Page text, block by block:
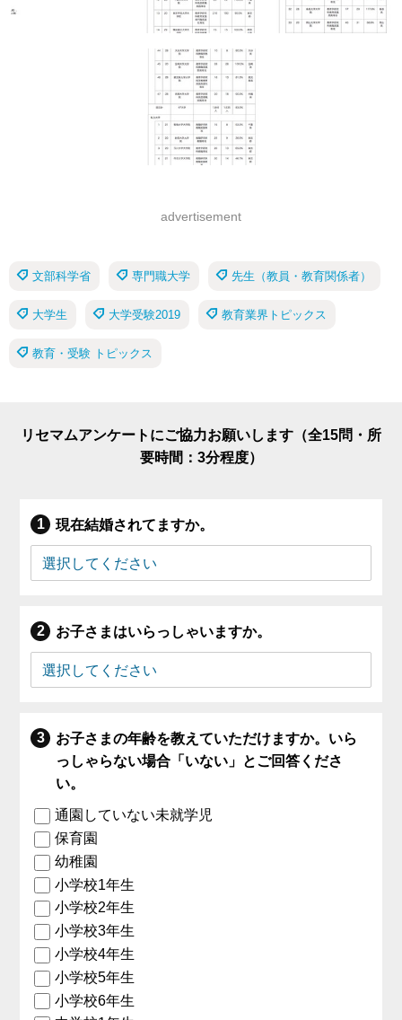
advertisement
文部科学省 専門職大学 先生（教員・教育関係者）
大学生 大学受験2019 教育業界トピックス
教育・受験 トピックス
リセマムアンケートにご協力お願いします（全15問・所
要時間：3分程度）
現在結婚されてますか。
お子さまはいらっしゃいますか。
お子さまの年齢を教えていただけますか。いら
っしゃらない場合「いない」とご回答くださ
い。
通園していない未就学児
保育園
幼稚園
小学校1年生
小学校2年生
小学校3年生
小学校4年生
小学校5年生
小学校6年生